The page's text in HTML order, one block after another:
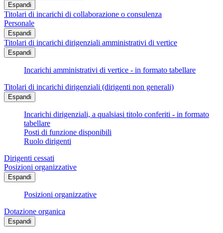
Espandi
Titolari di incarichi di collaborazione o consulenza
Personale
Espandi
Titolari di incarichi dirigenziali amministrativi di vertice
Espandi
Incarichi amministrativi di vertice - in formato tabellare
Titolari di incarichi dirigenziali (dirigenti non generali)
Espandi
Incarichi dirigenziali, a qualsiasi titolo conferiti - in formato
tabellare
Posti di funzione disponibili
Ruolo dirigenti
Dirigenti cessati
Posizioni organizzative
Espandi
Posizioni organizzative
Dotazione organica
Espandi